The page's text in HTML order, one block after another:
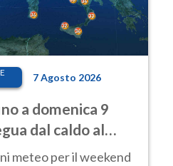
7 Agosto 2026
a domenica 9
dal caldo al
calura e afa
meteo per il weekend